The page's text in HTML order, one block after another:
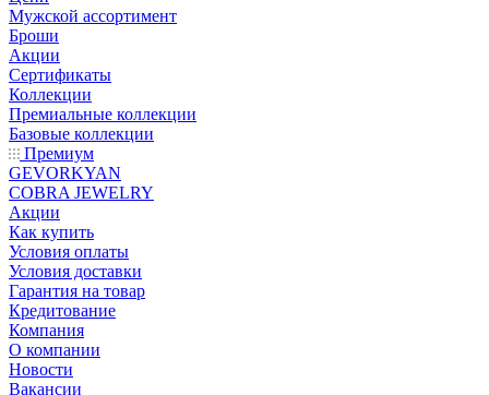
Мужской ассортимент
Броши
Акции
Сертификаты
Коллекции
Премиальные коллекции
Базовые коллекции
Премиум
GEVORKYAN
COBRA JEWELRY
Акции
Как купить
Условия оплаты
Условия доставки
Гарантия на товар
Кредитование
Компания
О компании
Новости
Вакансии